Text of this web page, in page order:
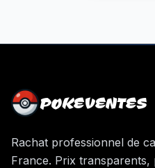
POKEVENTES
Rachat professionnel de
France. Prix transparents,